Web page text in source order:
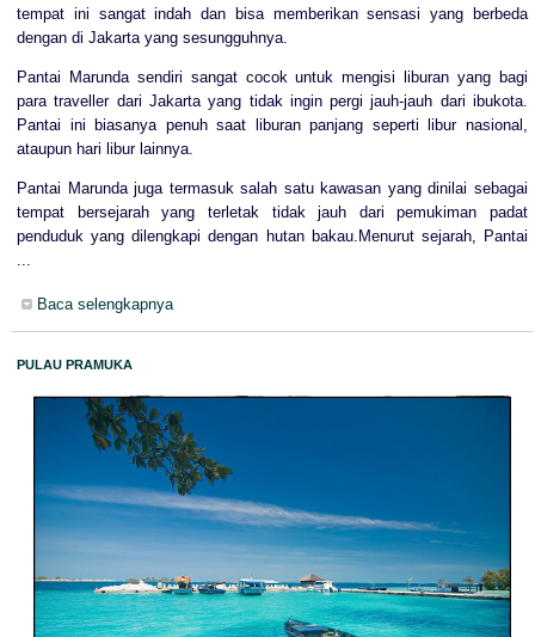
tempat ini sangat indah dan bisa memberikan sensasi yang berbeda
dengan di Jakarta yang sesungguhnya.
Pantai Marunda sendiri sangat cocok untuk mengisi liburan yang bagi
para traveller dari Jakarta yang tidak ingin pergi jauh-jauh dari ibukota.
Pantai ini biasanya penuh saat liburan panjang seperti libur nasional,
ataupun hari libur lainnya.
Pantai Marunda juga termasuk salah satu kawasan yang dinilai sebagai
tempat bersejarah yang terletak tidak jauh dari pemukiman padat
penduduk yang dilengkapi dengan hutan bakau.Menurut sejarah, Pantai
...
Baca selengkapnya
PULAU PRAMUKA